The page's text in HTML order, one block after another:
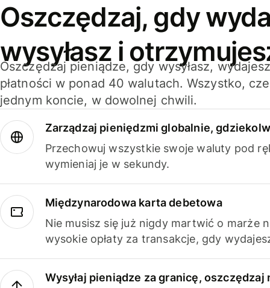
Oszczędzaj, gdy
wysyłasz i
Oszczędzaj pieniądze, gdy wysyłasz,
płatności w ponad 40 walutach. Wszystko,
jednym koncie, w dowolnej chwili.
Zarządzaj pieniędzmi globalnie,
Przechowuj wszystkie swoje waluty pod
wymieniaj je w sekundy.
Międzynarodowa karta debetowa
Nie musisz się już nigdy martwić o marże
wysokie opłaty za transakcje, gdy
Wysyłaj pieniądze za granicę, oszczędzaj